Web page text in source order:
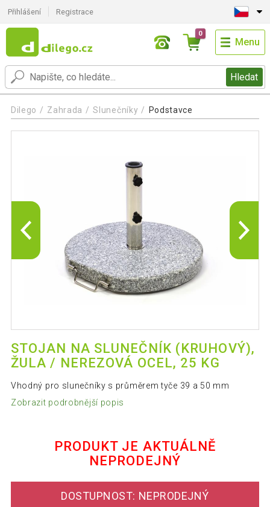
Přihlášení Registrace
Hledat
0
Menu
Dilego Zahrada Slunečníky Podstavce
STOJAN NA SLUNEČNÍK (KRUHOVÝ),
ŽULA / NEREZOVÁ OCEL, 25 KG
Vhodný pro slunečníky s průměrem tyče 39 a 50 mm
Zobrazit podrobnější popis
PRODUKT JE AKTUÁLNĚ
NEPRODEJNÝ
DOSTUPNOST: NEPRODEJNÝ